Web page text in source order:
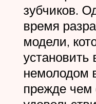
зубчиков.
время
модели,
установить
немолодом
прежде чем